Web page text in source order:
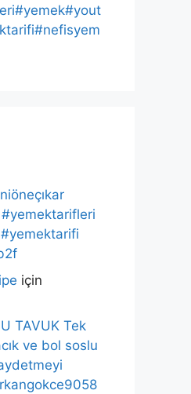
#yemektarifi
için
TAVUK Tek
ve bol soslu